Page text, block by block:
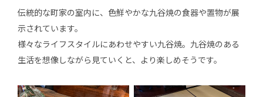
伝統的な町家の室内に、色鮮やかな九谷焼の食器や置物が展
示されています。
様々なライフスタイルにあわせやすい九谷焼。九谷焼のある
生活を想像しながら見ていくと、より楽しめそうです。